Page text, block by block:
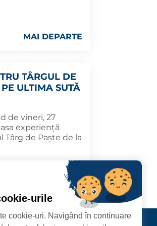
MAI DEPARTE
TÂRGUL DE
ULTIMA SUTĂ
de vineri, 27
experiență
de Paște de la
MAI DEPARTE
Contact
urile
cookie-uri. Navigând în continuare